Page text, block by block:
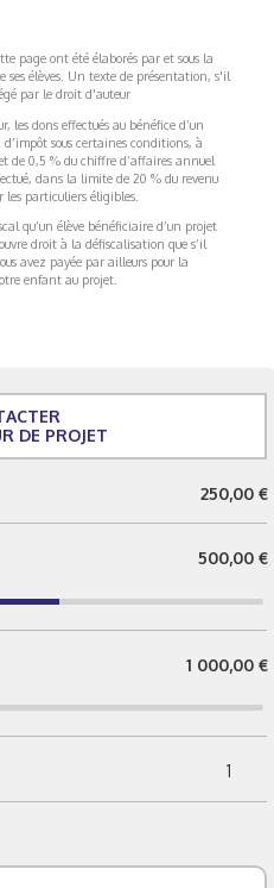
page ont été élaborés par et sous la
ses élèves. Un texte de présentation, s'il
par le droit d'auteur
les dons effectués au bénéfice d’un
sous certaines conditions, à
de 0,5 % du chiffre d’affaires annuel
dans la limite de 20 % du revenu
les particuliers éligibles.
qu’un élève bénéficiaire d’un projet
droit à la défiscalisation que s’il
avez payée par ailleurs pour la
enfant au projet.
DE PROJET
250,00 €
500,00 €
1 000,00 €
1